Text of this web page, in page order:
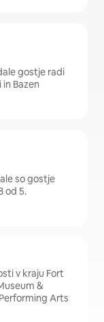
gostje radi
Bazen
so gostje
od 5.
v kraju Fort
&
Arts